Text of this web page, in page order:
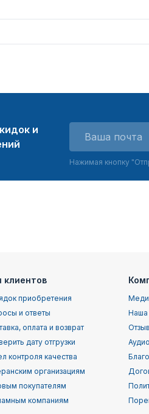
и
Нажимая кнопку
клиентов
приобретения
и ответы
оплата и возврат
дату отгрузки
контроля качества
организациям
покупателям
компаниям
Наша